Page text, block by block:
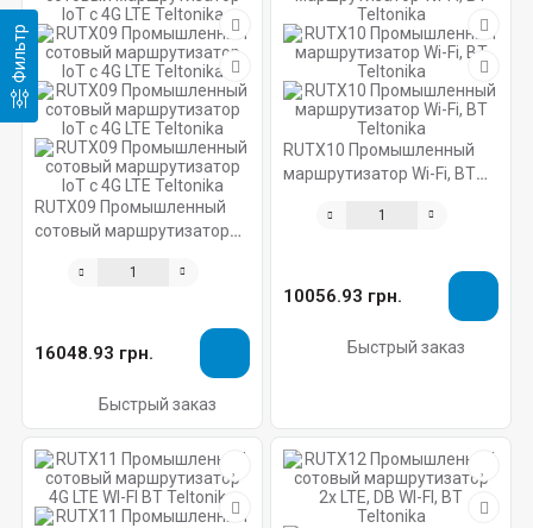
Фильтр
RUTX09 Промышленный
сотовый маршрутизатор
16048.93 грн.
Быстрый заказ
RUTX10 Промышленный
маршрутизатор Wi-Fi, BT
10056.93 грн.
Быстрый заказ